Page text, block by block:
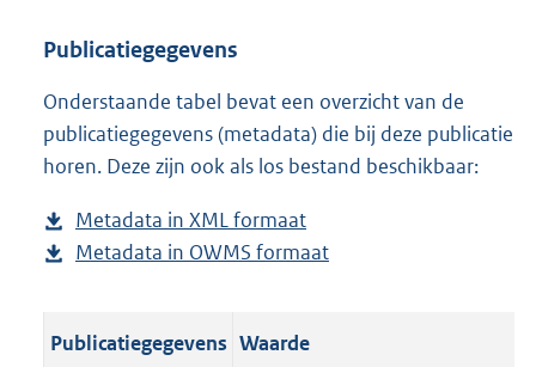
w
l
o
a
p
u
l
s
a
n
d
g
r
o
Publicatiegegevens
Onderstaande tabel bevat een overzicht van de
publicatiegegevens (metadata) die bij deze publicatie
horen. Deze zijn ook als los bestand beschikbaar:
Metadata in XML formaat
e
a
Metadata in OWMS formaat
Publicatiegegevens Waarde